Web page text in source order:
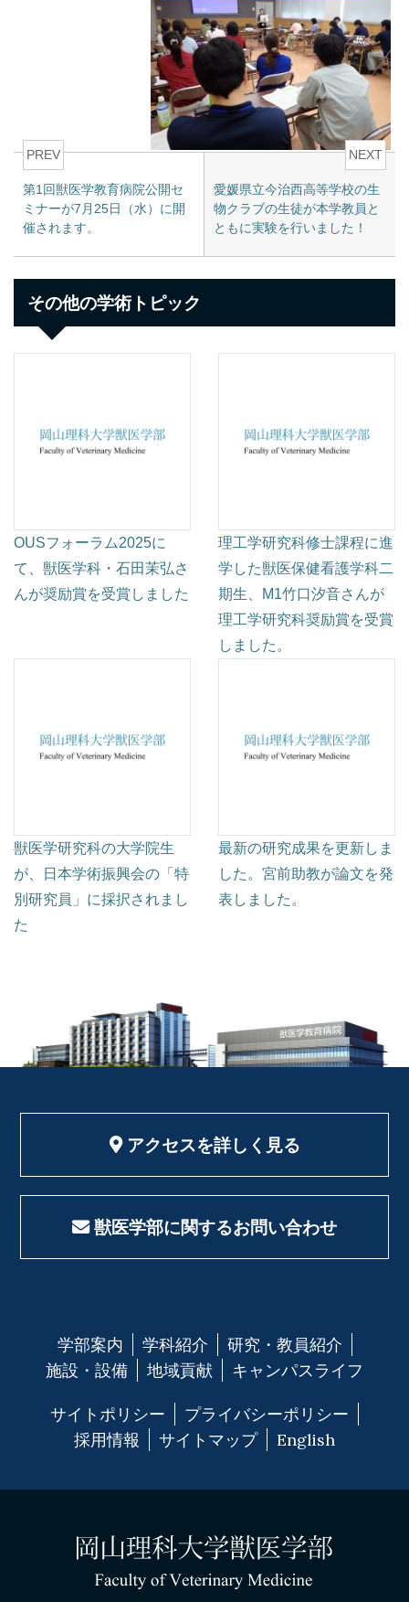
PREV
第1回獣医学教育病院公開セ
ミナーが7月25日（水）に開
催されます。
NEXT
愛媛県立今治西高等学校の生
物クラブの生徒が本学教員と
ともに実験を行いました！
その他の学術トピック
OUSフォーラム2025に
て、獣医学科・石田茉弘さ
んが奨励賞を受賞しました
理工学研究科修士課程に進
学した獣医保健看護学科二
期生、M1竹口汐音さんが
理工学研究科奨励賞を受賞
しました。
獣医学研究科の大学院生
が、日本学術振興会の「特
別研究員」に採択されまし
た
最新の研究成果を更新しま
した。宮前助教が論文を発
表しました。
アクセスを詳しく見る
獣医学部に関するお問い合わせ
学部案内 学科紹介
研究・教員紹介
施設・設備
地域貢献 キャンパスライフ
サイトポリシー
プライバシーポリシー
採用情報
サイトマップ English